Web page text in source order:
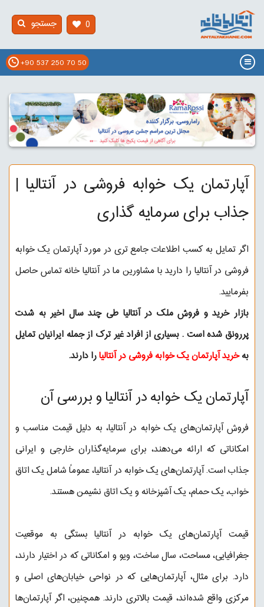
0
+90 537 250 70 50
جستجو
آپارتمان یک خوابه فروشی در آنتالیا |
جذاب برای سرمایه گذاری
اگر تمایل به کسب اطلاعات جامع تری در مورد آپارتمان یک خوابه
فروشی در آنتالیا را دارید با مشاورین ما در آنتالیا خانه تماس حاصل
بفرمایید.
بازار خرید و فروش ملک در آنتالیا طی چند سال اخیر به شدت
پررونق شده است . بسیاری از افراد غیر ترک از جمله ایرانیان تمایل
بهخرید آپارتمان یک خوابه فروشی در آنتالیارا دارند.
آپارتمان یک خوابه در آنتالیا و بررسی آن
فروش آپارتمان‌های یک خوابه در آنتالیا، به دلیل قیمت مناسب و
امکاناتی که ارائه می‌دهند، برای سرمایه‌گذاران خارجی و ایرانی
جذاب است. آپارتمان‌های یک خوابه در آنتالیا، عموماً شامل یک اتاق
خواب، یک حمام، یک آشپزخانه و یک اتاق نشیمن هستند.
قیمت آپارتمان‌های یک خوابه در آنتالیا بستگی به موقعیت
جغرافیایی، مساحت، سال ساخت، ویو و امکاناتی که در اختیار دارند،
دارد. برای مثال، آپارتمان‌هایی که در نواحی خیابان‌های اصلی و
مرکزی واقع شده‌اند، قیمت بالاتری دارند. همچنین، اگر آپارتمان‌ها